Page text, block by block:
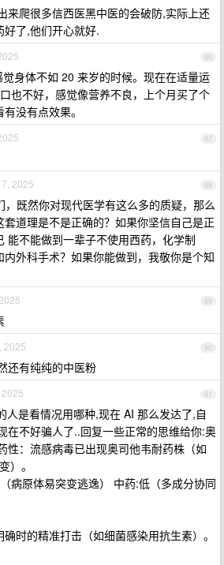
来爬很多信西医黑中医的会破防,实际上还
了,他们开心就好.
86
身体不如 20 来岁的时候。现在在适量运
也不好，感觉像营养不良，上个月买了个
没有点效果。
87
88
2025
，既然你对现代医学有这么多的质疑，那么
道理是不是正确的？如果你坚信自己是正
能不能做到一辈子不使用西药，化学制
外科手术？如果你能做到，我敬你是个知
89
90
2025
还有纯纯的中医粉
91
人是看情况用哪种,现在 AI 那么发达了,自
在不好骗人了..回复一些正常的思维给你:奥
性：流感病毒已出现奥司他韦耐药株（如
）。
病原体易突变逃逸） 中药:低（多成分协同
时的精准打击（如细菌感染用抗生素）。